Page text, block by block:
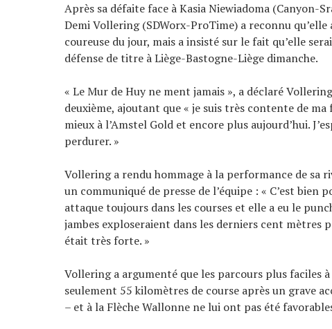
Après sa défaite face à Kasia Niewiadoma (Canyon-
Demi Vollering (SDWorx-ProTime) a reconnu
coureuse du jour, mais a insisté sur le fait qu’elle
défense de titre à Liège-Bastogne-Liège dimanche.
« Le Mur de Huy ne ment jamais », a déclaré
deuxième, ajoutant que « je suis très contente de ma
mieux à l’Amstel Gold et encore plus aujourd’hui.
perdurer. »
Vollering a rendu hommage à la performance de sa
un communiqué de presse de l’équipe : « C’est bien
attaque toujours dans les courses et elle a eu le
jambes exploseraient dans les derniers cent mètres
était très forte. »
Vollering a argumenté que les parcours plus faciles à
seulement 55 kilomètres de course après un grave
– et à la Flèche Wallonne ne lui ont pas été